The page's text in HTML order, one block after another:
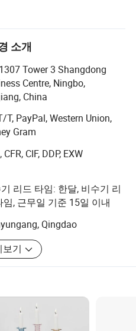
설립했습니다. 이 회사는
수출 사업을 전적으로 담당
코올, 의약품 및 화장품을 위
션을 제공하기 위해 최선을
트를 완료하고 설계, 제조,
가치를 창출할 수 있도록 도
실하게 협조하여 전문적인
신을 바탕으로 최고의 솔루
함께 성장하세요.
비자에게 더 많은 즐거움을
을 선사하기를 바랍니다. 유
소개
Tower 3 Shangdong
Centre, Ningbo,
China
T, PayPal, Western Union,
Gram
CFR, CIF, DDP, EXW
리드 타임: 한달, 비수기 리
임, 근무일 기준 15일 이내
Qingdao
보기